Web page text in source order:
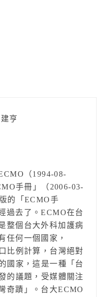
亨
（1994-08-
手冊」（2006-03-
的「ECMO手
過去了。ECMO在台
整個台大外科加護病
任何一個國家，
比例計算，台灣絕對
國家，這是一種「台
的議題，受媒體關注
奇蹟」。台大ECMO